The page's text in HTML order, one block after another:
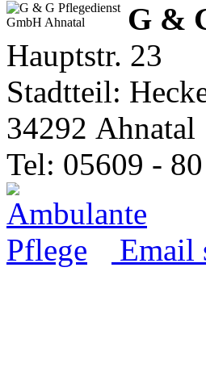
G &
Hauptstr. 23
Stadtteil:
34292 Ahnatal
Tel: 05609 -
Email